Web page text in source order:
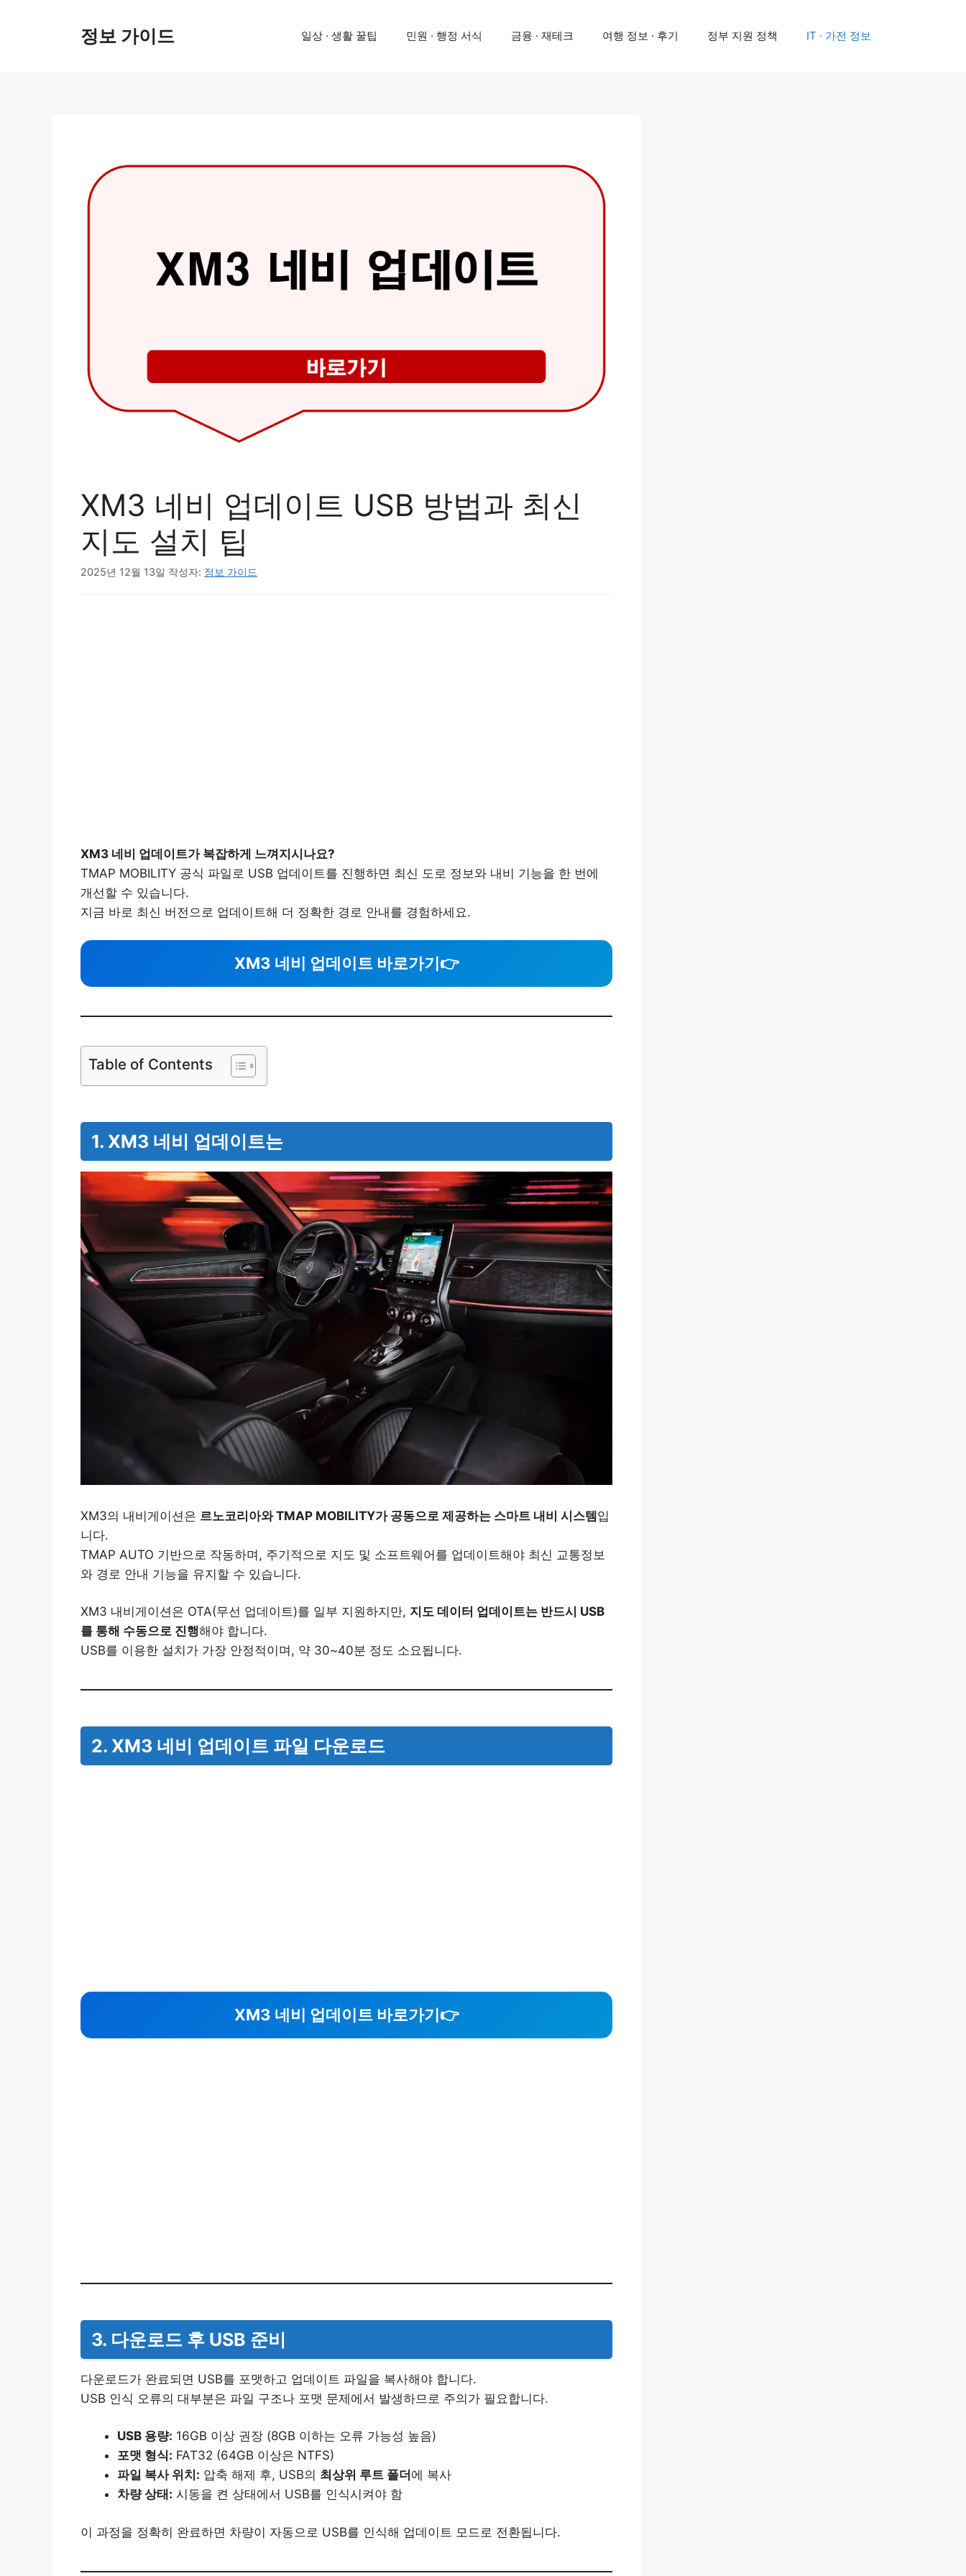
정보 가이드 일상 · 생활 꿀팁 민원 · 행정 서식 금융 · 재테크 여행 정보 · 후기 정부 지원 정책 IT · 가전 정보
XM3 네비 업데이트 USB 방법과 최신
지도 설치 팁
2025년 12월 13일 작성자: 정보 가이드
XM3 네비 업데이트가 복잡하게 느껴지시나요?
TMAP MOBILITY 공식 파일로 USB 업데이트를 진행하면 최신 도로 정보와 내비 기능을 한 번에
개선할 수 있습니다.
지금 바로 최신 버전으로 업데이트해 더 정확한 경로 안내를 경험하세요.
XM3 네비 업데이트 바로가기👉
Table of Contents
1. XM3 네비 업데이트는
XM3의 내비게이션은 르노코리아와 TMAP MOBILITY가 공동으로 제공하는 스마트 내비 시스템 입
니다.
TMAP AUTO 기반으로 작동하며, 주기적으로 지도 및 소프트웨어를 업데이트해야 최신 교통정보
와 경로 안내 기능을 유지할 수 있습니다.
XM3 내비게이션은 OTA(무선 업데이트)를 일부 지원하지만, 지도 데이터 업데이트는 반드시 USB
를 통해 수동으로 진행해야 합니다.
USB를 이용한 설치가 가장 안정적이며, 약 30~40분 정도 소요됩니다.
2. XM3 네비 업데이트 파일 다운로드
XM3 네비 업데이트 바로가기👉
3. 다운로드 후 USB 준비
다운로드가 완료되면 USB를 포맷하고 업데이트 파일을 복사해야 합니다.
USB 인식 오류의 대부분은 파일 구조나 포맷 문제에서 발생하므로 주의가 필요합니다.
USB 용량: 16GB 이상 권장 (8GB 이하는 오류 가능성 높음)
포맷 형식: FAT32 (64GB 이상은 NTFS)
파일 복사 위치: 압축 해제 후, USB의 최상위 루트 폴더 에 복사
차량 상태: 시동을 켠 상태에서 USB를 인식시켜야 함
이 과정을 정확히 완료하면 차량이 자동으로 USB를 인식해 업데이트 모드로 전환됩니다.